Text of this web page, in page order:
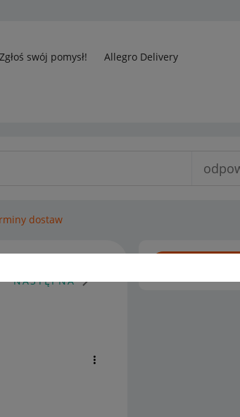
Zgłoś swój pomysł! Allegro Delivery
dostaw
NASTĘPNA